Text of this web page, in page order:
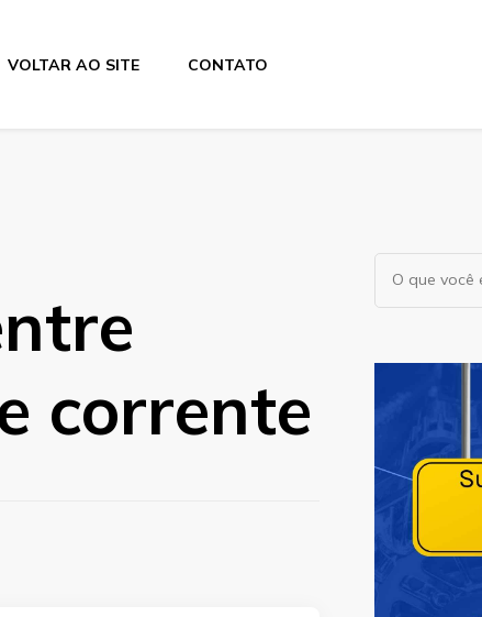
VOLTAR AO SITE CONTATO
corrente
Procurando
algo?